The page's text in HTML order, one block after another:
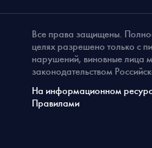
Все права защищены.
целях разрешено только с
нарушений, виновные лица
законодательством
На информационном
Правилами